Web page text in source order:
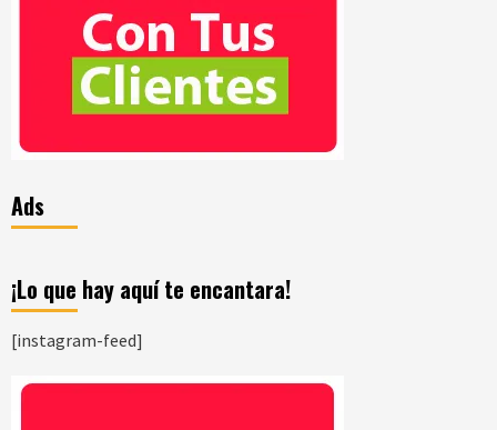
Ads
¡Lo que hay aquí te encantara!
[instagram-feed]